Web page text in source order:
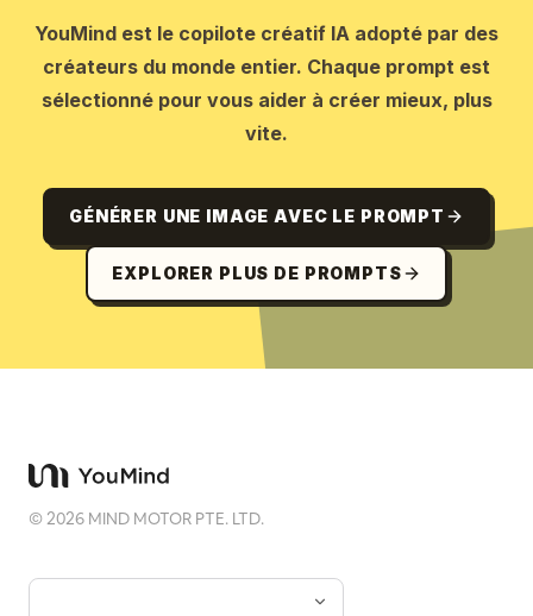
YouMind est le copilote créatif IA adopté par des
créateurs du monde entier. Chaque prompt est
sélectionné pour vous aider à créer mieux, plus
vite.
GÉNÉRER UNE IMAGE AVEC LE PROMPT
EXPLORER PLUS DE PROMPTS
©2026 MIND MOTOR PTE. LTD.